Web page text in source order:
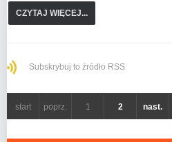
CZYTAJ WIĘCEJ...
Subskrybuj to źródło RSS
start poprz. 1 2 nast.